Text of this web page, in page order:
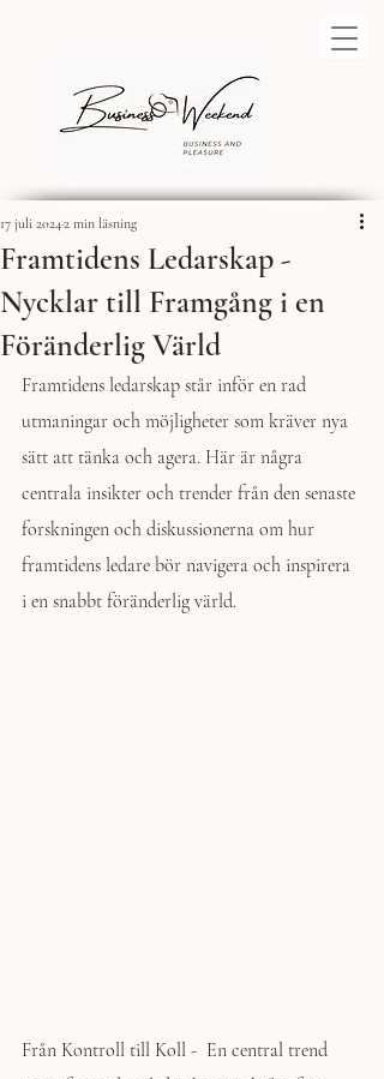
Framtidens Ledarskap -
Nycklar till Framgång i en
Föränderlig Värld
17 juli 20242 min läsning
Framtidens ledarskap står inför en rad
utmaningar och möjligheter som kräver nya
sätt att tänka och agera. Här är några
centrala insikter och trender från den senaste
forskningen och diskussionerna om hur
framtidens ledare bör navigera och inspirera
i en snabbt föränderlig värld.
Från Kontroll till Koll -  En central trend